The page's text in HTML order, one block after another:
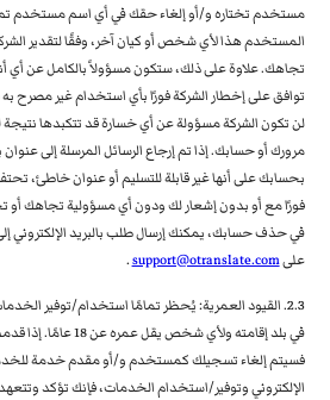
مستخدم تختاره و/أو إلغاء حقك في أي اسم مستخدم تم
المستخدم هذا لأي شخص أو كيان آخر، وفقًا لتقدير
تجاهك. علاوة على ذلك، ستكون مسؤولاً بالكامل عن
توافق على إخطار الشركة فورًا بأي استخدام غير مصرح
لن تكون الشركة مسؤولة عن أي خسارة قد تتكبدها
مرورك أو حسابك. إذا تم إرجاع الرسائل المرسلة إلى
بحسابك على أنها غير قابلة للتسليم أو عنوان خاطئ،
فورًا مع أو بدون إشعار لك ودون أي مسؤولية تجاهك أو
في حذف حسابك، يمكنك إرسال طلب بالبريد الإلكتروني
علىsupport@otranslate.com
.
2.3. القيود العمرية: يُحظر تمامًا استخدام/توفير
في بلد إقامته ولأي
فسيتم إلغاء تسجيلك كمستخدم و/أو مقدم خدمة
الإلكتروني وتوفير/استخدام الخدمات، فإنك تؤكد